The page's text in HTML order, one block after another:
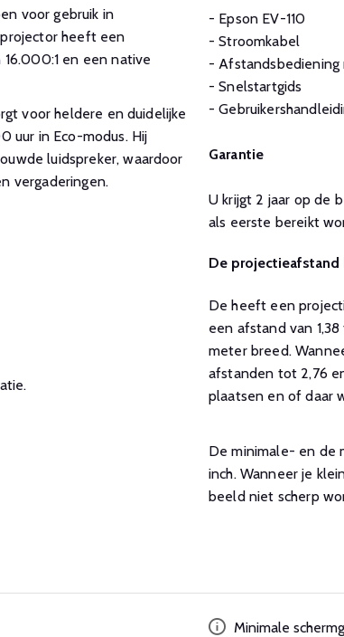
voor gebruik in
heeft een
en een native
voor heldere en duidelijke
uur in Eco-modus. Hij
luidspreker, waardoor
vergaderingen.
- Epson EV-110
- Stroomkabel
-
- Snelstartgids
-
Garantie
U krijgt 2 jaar op de
als eerste bereikt
De projectieafstand
De heeft een projectieverhouding van 1.38:1 tot 2.19:1, wat betekent dat de beamer op
een afstand van
meter breed.
afstanden tot 2,76
plaatsen en of daar
De minimale- en de
inch. Wanneer je
beeld niet scherp
Minimale